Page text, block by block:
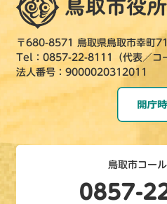
〒680-8571 鳥取県鳥取市幸町
Tel：0857-22-8111（代表／コ
法人番号：9000020312011
鳥取市コー
0857-